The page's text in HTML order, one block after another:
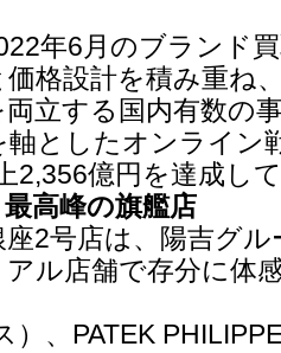
年6月のブランド
格設計を積み重ね
立する国内有数の
としたオンライン
2,356億円を達成し
高峰の旗艦店
2号店は、陽吉グ
ル店舗で存分に体
）、PATEK